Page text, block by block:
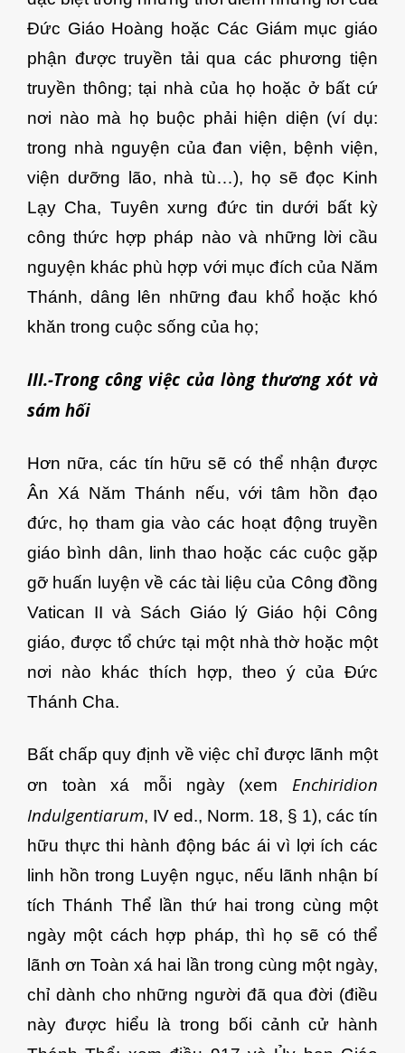
Đức Giáo Hoàng hoặc Các Giám mục giáo
phận được truyền tải qua các phương tiện
truyền thông; tại nhà của họ hoặc ở bất cứ
nơi nào mà họ buộc phải hiện diện (ví dụ:
trong nhà nguyện của đan viện, bệnh viện,
viện dưỡng lão, nhà tù…), họ sẽ đọc Kinh
Lạy Cha, Tuyên xưng đức tin dưới bất kỳ
công thức hợp pháp nào và những lời cầu
nguyện khác phù hợp với mục đích của Năm
Thánh, dâng lên những đau khổ hoặc khó
khăn trong cuộc sống của họ;
III.-Trong công việc của lòng thương xót và
sám hối
Hơn nữa, các tín hữu sẽ có thể nhận được
Ân Xá Năm Thánh nếu, với tâm hồn đạo
đức, họ tham gia vào các hoạt động truyền
giáo bình dân, linh thao hoặc các cuộc gặp
gỡ huấn luyện về các tài liệu của Công đồng
Vatican II và Sách Giáo lý Giáo hội Công
giáo, được tổ chức tại một nhà thờ hoặc một
nơi nào khác thích hợp, theo ý của Đức
Thánh Cha.
Bất chấp quy định về việc chỉ được lãnh một
ơn toàn xá mỗi ngày (xem Enchiridion
Indulgentiarum, IV ed., Norm. 18, § 1), các tín
hữu thực thi hành động bác ái vì lợi ích các
linh hồn trong Luyện ngục, nếu lãnh nhận bí
tích Thánh Thể lần thứ hai trong cùng một
ngày một cách hợp pháp, thì họ sẽ có thể
lãnh ơn Toàn xá hai lần trong cùng một ngày,
chỉ dành cho những người đã qua đời (điều
này được hiểu là trong bối cảnh cử hành